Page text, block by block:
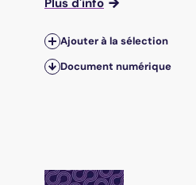
Ajouter à la sélection
Document numérique